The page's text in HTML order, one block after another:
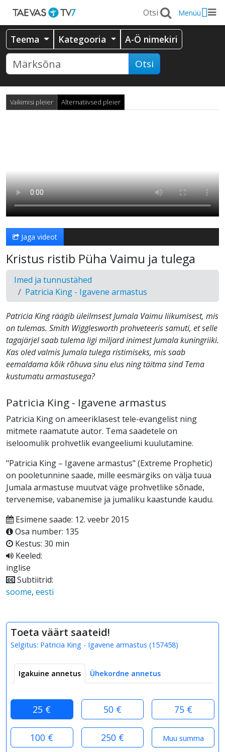
Menüü
Teema Kategooria A-Ö nimekiri
Otsi
Vaikimisi pleier Alternatiivsed pleier
Jaga videot
Kristus ristib Püha Vaimu ja tulega
Imed ja tunnustähed
Patricia King - Igavene armastus
Patricia King räägib üleilmsest Jumala Vaimu liikumisest, mis
on tulemas. Smith Wigglesworth prohveteeris samuti, et selle
tagajärjel saab tulema ligi miljard inimest Jumala kuningriiki.
Kas oled valmis Jumala tulega ristimiseks, mis saab
eemaldama kõik rõhuva sinu elus ning täitma sind Tema
kustumatu armastusega?
Patricia King - Igavene armastus
Patricia King on ameeriklasest tele-evangelist ning
mitmete raamatute autor. Tema saadetele on
iseloomulik prohvetlik evangeeliumi kuulutamine.
"Patricia King – Igavene armastus" (Extreme Prophetic)
on pooletunnine saade, mille eesmärgiks on välja tuua
Jumala armastuse muutvat väge prohvetlike sõnade,
tervenemise, vabanemise ja jumaliku kaastunde kaudu.
Esimene saade: 12. veebr 2015
Osa number: 135
Kestus: 30 min
Keeled:
inglise
Subtiitrid:
soome, eesti
Toeta väärt saateid!
Selgitus: Patricia King - Igavene armastus (157458)
Igakuine annetus Ühekordne annetus
25 € 50 € 75 €
100 € 250 €